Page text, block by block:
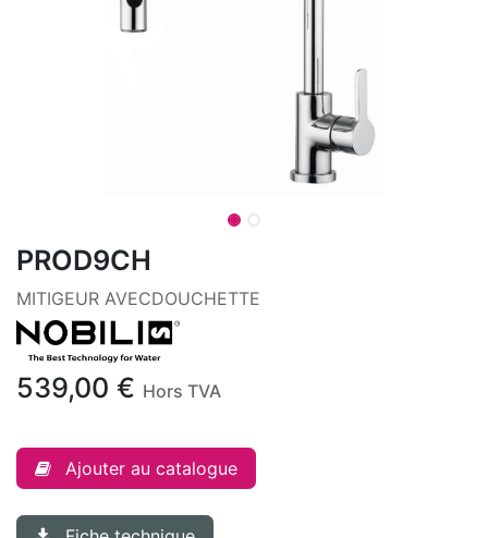
PROD9CH
MITIGEUR AVECDOUCHETTE
539,00 € Hors TVA
Ajouter au catalogue